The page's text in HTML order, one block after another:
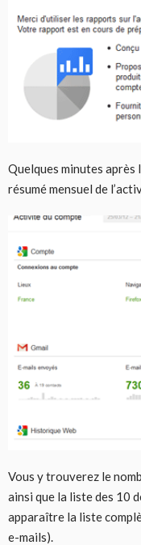
Quelques minutes après
résumé mensuel de
Vous y trouverez le
ainsi que la liste des 10
apparaître la liste
e-mails).